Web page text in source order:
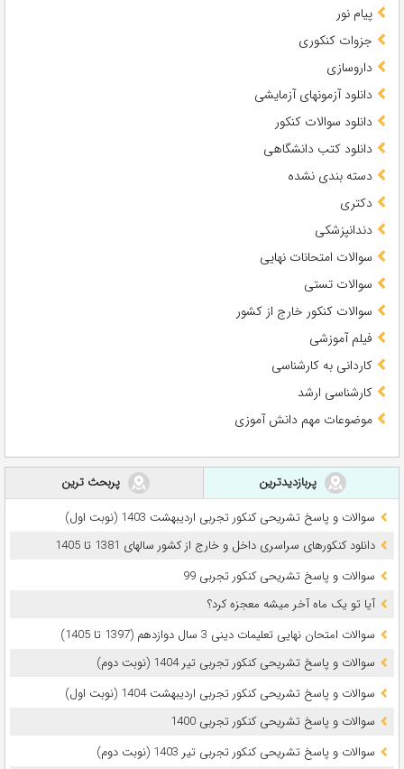
پیام نور
جزوات کنکوری
داروسازی
دانلود آزمونهای آزمایشی
دانلود سوالات کنکور
دانلود کتب دانشگاهی
دسته بندی نشده
دکتری
دندانپزشکی
سوالات امتحانات نهایی
سوالات تستی
سوالات کنکور خارج از کشور
فیلم آموزشی
کاردانی به کارشناسی
کارشناسی ارشد
موضوعات مهم دانش آموزی
پربازدیدترین
پربحث ترین
سوالات و پاسخ تشریحی کنکور تجربی اردیبهشت 1403 (نوبت اول)
دانلود کنکورهای سراسری داخل و خارج از کشور سالهای 1381 تا 1405
سوالات و پاسخ تشریحی کنکور تجربی 99
آیا تو یک ماه آخر میشه معجزه کرد؟
سوالات امتحان نهایی تعلیمات دینی 3 سال دوازدهم (1397 تا 1405)
سوالات و پاسخ تشریحی کنکور تجربی تیر 1404 (نوبت دوم)
سوالات و پاسخ تشریحی کنکور تجربی اردیبهشت 1404 (نوبت اول)
سوالات و پاسخ تشریحی کنکور تجربی 1400
سوالات و پاسخ تشریحی کنکور تجربی تیر 1403 (نوبت دوم)